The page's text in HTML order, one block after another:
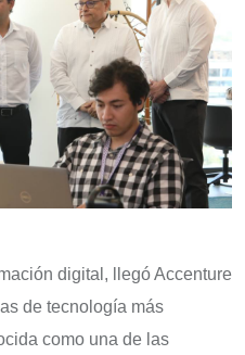
digital, llegó Accenture
de tecnología más
como una de las